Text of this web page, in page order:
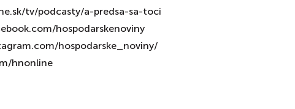
tv/podcasty/a-predsa-sa-toci
hospodarskenoviny
hospodarske_noviny/
hnonline